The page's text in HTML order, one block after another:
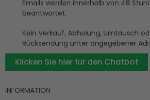
Emails werden innerhalb von 48
beantwortet.
Kein Verkauf, Abholung, Umtausch
Rücksendung unter angegebener
Klicken Sie hier für den Chatbot
INFORMATION